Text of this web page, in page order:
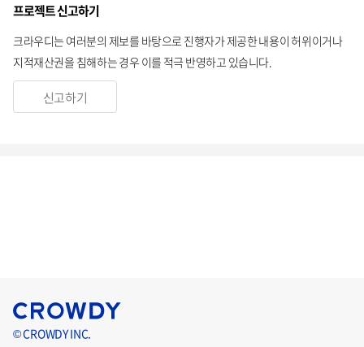
프로젝트 신고하기
크라우디는 여러분의 제보를 바탕으로 진행자가 제공한 내용이 허위이거나
지적재산권을 침해하는 경우 이를 적극 반영하고 있습니다.
신고하기
© CROWDY INC.